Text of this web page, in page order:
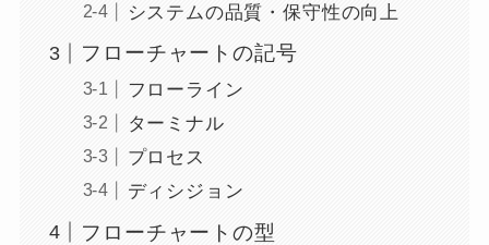
システムの品質・保守性の向上
フローチャートの記号
フローライン
ターミナル
プロセス
ディシジョン
フローチャートの型